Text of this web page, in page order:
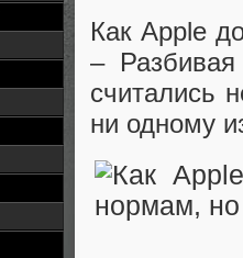
Как Apple
–
считались
ни одному